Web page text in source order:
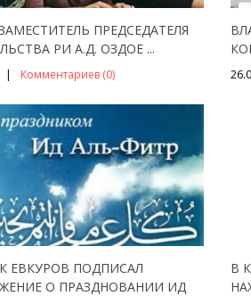
ПРЕДСЕДАТЕЛЯ
РИ А.Д. ОЗДОЕ ...
Комментариев (0)
ЕВКУРОВ ПОДПИСАЛ
О ПРАЗДНОВАНИИ ИД
В